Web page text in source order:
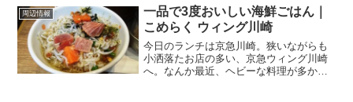
は、鹿島田駅前。JR南武線の鹿島田駅か
らペデストリ...
周辺情報
一品で3度おいしい海鮮ごはん｜
こめらく ウィング川崎
今日のランチは京急川崎。狭いながらも
小洒落たお店の多い、京急ウィング川崎
へ。なんか最近、ヘビーな料理が多かっ